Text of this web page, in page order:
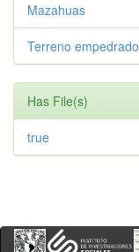
Mazahuas
Terreno empedrado
Has File(s)
true